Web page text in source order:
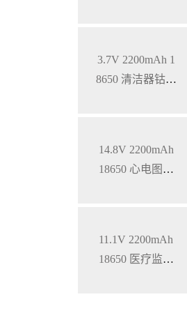
3.7V 2200mAh 1
8650 清洁器钴酸
14.8V 2200mAh
18650 心电图机
11.1V 2200mAh
18650 医疗监护